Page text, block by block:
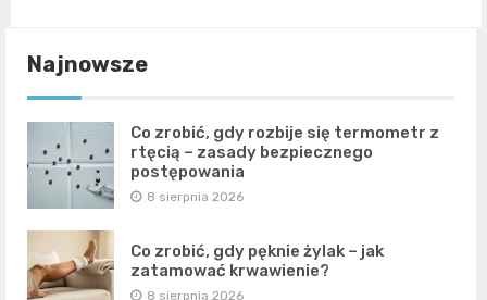
Najnowsze
Co zrobić, gdy rozbije się termometr z
rtęcią – zasady bezpiecznego
postępowania
8 sierpnia 2026
Co zrobić, gdy pęknie żylak – jak
zatamować krwawienie?
8 sierpnia 2026